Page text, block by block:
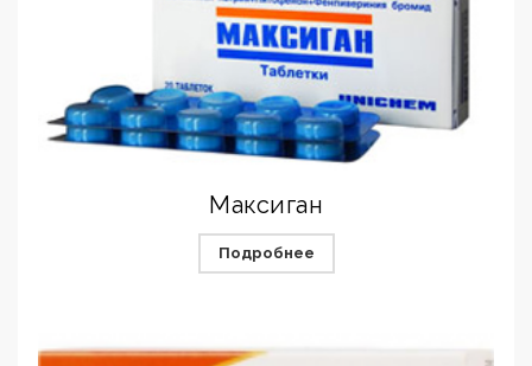
Максиган
Подробнее